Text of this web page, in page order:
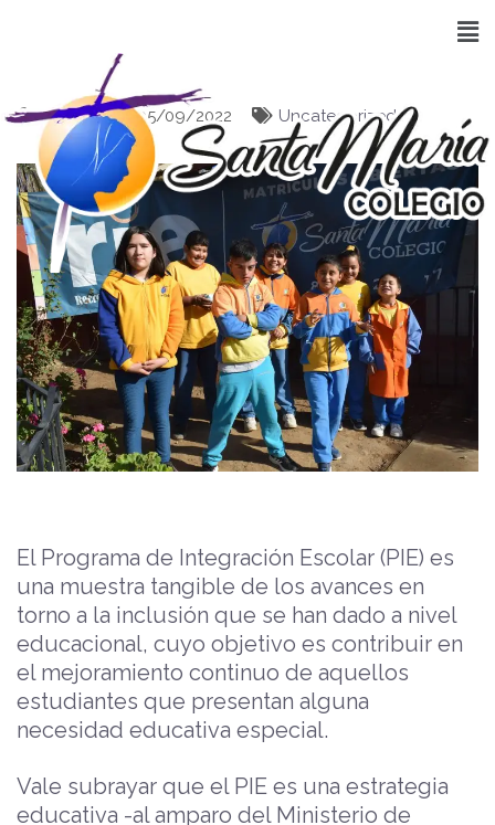
El autor 05/09/2022 Uncategorized
El Programa de Integración Escolar (PIE) es
una muestra tangible de los avances en
torno a la inclusión que se han dado a nivel
educacional, cuyo objetivo es contribuir en
el mejoramiento continuo de aquellos
estudiantes que presentan alguna
necesidad educativa especial.
Vale subrayar que el PIE es una estrategia
educativa -al amparo del Ministerio de